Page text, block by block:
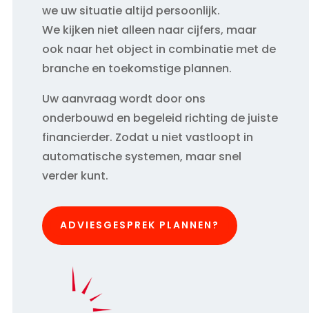
we uw situatie altijd persoonlijk.
We kijken niet alleen naar cijfers, maar
ook naar het object in combinatie met de
branche en toekomstige plannen.
Uw aanvraag wordt door ons
onderbouwd en begeleid richting de juiste
financierder. Zodat u niet vastloopt in
automatische systemen, maar snel
verder kunt.
ADVIESGESPREK PLANNEN?